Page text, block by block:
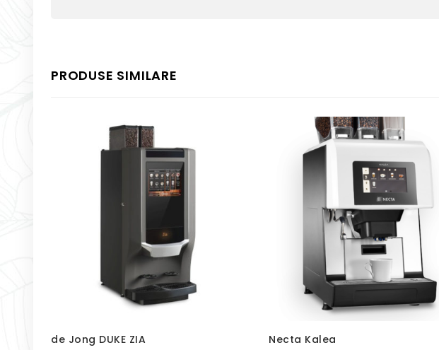
PRODUSE SIMILARE
de Jong DUKE ZIA Necta Kalea